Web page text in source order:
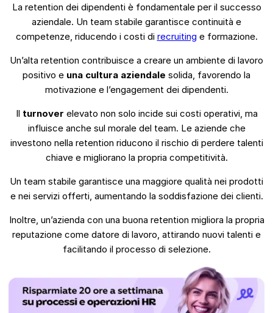
La retention dei dipendenti è fondamentale per il successo
aziendale. Un team stabile garantisce continuità e
competenze, riducendo i costi di recruiting e formazione.
Un’alta retention contribuisce a creare un ambiente di lavoro
positivo e una cultura aziendale solida, favorendo la
motivazione e l’engagement dei dipendenti.
Il turnover elevato non solo incide sui costi operativi, ma
influisce anche sul morale del team. Le aziende che
investono nella retention riducono il rischio di perdere talenti
chiave e migliorano la propria competitività.
Un team stabile garantisce una maggiore qualità nei prodotti
e nei servizi offerti, aumentando la soddisfazione dei clienti.
Inoltre, un’azienda con una buona retention migliora la propria
reputazione come datore di lavoro, attirando nuovi talenti e
facilitando il processo di selezione.